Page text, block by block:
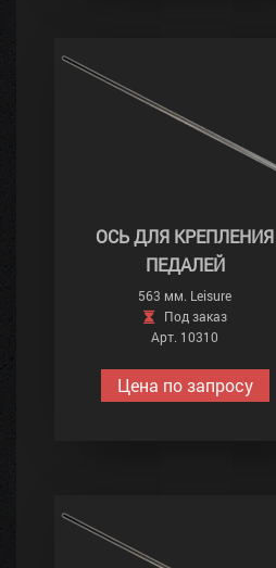
ОСЬ ДЛЯ КРЕПЛЕНИЯ
ПЕДАЛЕЙ
563 мм. Leisure
Под заказ
Арт. 10310
Цена по запросу